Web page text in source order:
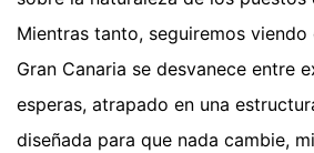
Mientras tanto, seguiremos
Gran Canaria se desvanece entre
esperas, atrapado en una
diseñada para que nada cambie,